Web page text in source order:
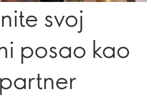
svoj
posao kao